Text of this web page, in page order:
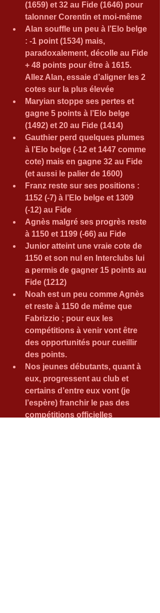
(1659) et 32 au Fide (1646) pour
talonner Corentin et moi-même
Alan souffle un peu à l’Elo belge
: -1 point (1534) mais,
paradoxalement, décolle au Fide
+ 48 points pour être à 1615.
Allez Alan, essaie d’aligner les 2
cotes sur la plus élevée
Maryian stoppe ses pertes et
gagne 5 points à l’Elo belge
(1492) et 20 au Fide (1414)
Gauthier perd quelques plumes
à l’Elo belge (-12 et 1447 comme
cote) mais en gagne 32 au Fide
(et aussi le palier de 1600)
Franz reste sur ses positions :
1152 (-7) à l’Elo belge et 1309
(-12) au Fide
Agnès malgré ses progrès reste
à 1150 et 1199 (-66) au Fide
Junior atteint une vraie cote de
1150 et son nul en Interclubs lui
a permis de gagner 15 points au
Fide (1212)
Noah est un peu comme Agnès
et reste à 1150 de même que
Fabrizzio ; pour eux les
compétitions à venir vont être
des opportunités pour cueillir
des points.
Nos jeunes débutants, quant à
eux, progressent au club et
certains d’entre eux vont (je
l’espère) franchir le pas des
compétitions officielles